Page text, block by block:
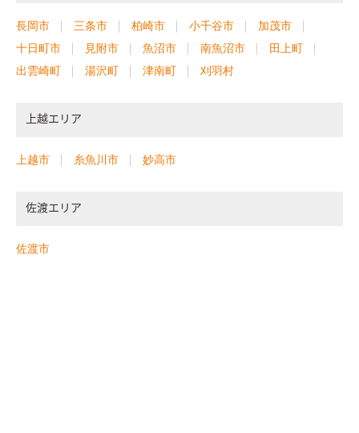
長岡市 三条市 柏崎市 小千谷市
加茂市
十日町市
見附市 魚沼市 南魚沼市
田上町
出雲崎町
湯沢町 津南町 刈羽村
上越エリア
上越市 糸魚川市 妙高市
佐渡エリア
佐渡市